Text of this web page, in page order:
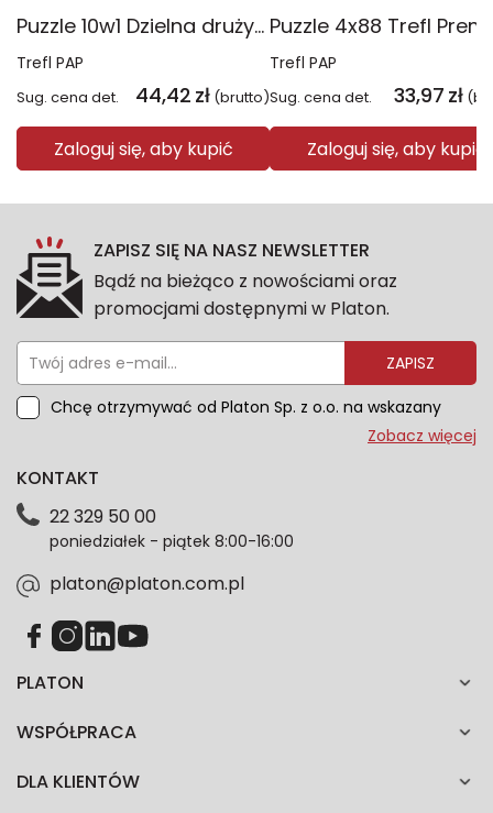
Puzzle 10w1 Dzielna drużyna Psiego Patrolu 96012
Trefl PAP
Sug. cena det. 44,42 zł (brutto)
Zaloguj się, aby kupić
Trefl PAP
Sug. cena det. 33,97 zł
Zaloguj się, aby kupić
ZAPISZ SIĘ NA NASZ NEWSLETTER
Bądź na bieżąco z nowościami oraz
promocjami dostępnymi w Platon.
ZAPISZ
Chcę otrzymywać od Platon Sp. z o.o. na wskazany
przeze mnie adres e-mail informacje marketingowe
dotyczące danych osobowych znajdziesz w naszej
każdym czasie. Wycofanie zgody nie wpłynie na
zgodność z prawem przetwarzania dokonanego przed
Zobacz więcej
PLATON
WSPÓŁPRACA
DLA KLIENTÓW
KONTAKT
22 329 50 00
poniedziałek - piątek 8:00-16:00
platon@platon.com.pl